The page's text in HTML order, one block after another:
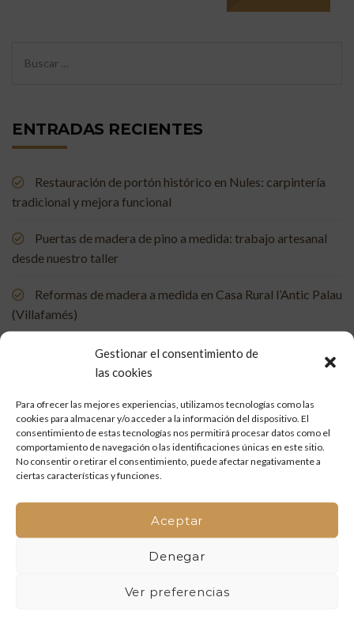
Gestionar el consentimiento de
las cookies
Para ofrecer las mejores experiencias, utilizamos tecnologías como las
cookies para almacenar y/o acceder a la información del dispositivo. El
consentimiento de estas tecnologías nos permitirá procesar datos como el
comportamiento de navegación o las identificaciones únicas en este sitio.
No consentir o retirar el consentimiento, puede afectar negativamente a
ciertas características y funciones.
Aceptar
Denegar
Ver preferencias
ENTRADAS RECIENTES
Restauración de portón histórico en Nules: carpintería
tradicional y mejora funcional
Puertas de madera de pino a medida: trabajo artesanal
desde nuestro taller
Reformas de madera a medida en Casa Rural l’Antic Palau
(Villafamés)
Mueble de baño a medida en madera de mobila vieja
y artesanía que vuelven a la vida
Mueble de baño a medida con acabado en nogal
Un rincón de estudio único: restauración y carpintería a
medida
Restauración de una Capelleta de Visita Domiciliaria: Un
Rehabilitación de Buhardillas: Renovando Espacios con